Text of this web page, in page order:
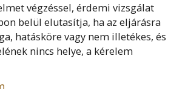
végzéssel, érdemi vizsgálat
belül elutasítja, ha az eljárásra
hatásköre vagy nem illetékes, és
nincs helye, a kérelem